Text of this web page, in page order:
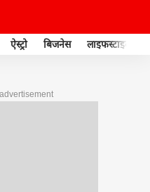
ऐस्ट्रो बिजनेस लाइफस्टाइल